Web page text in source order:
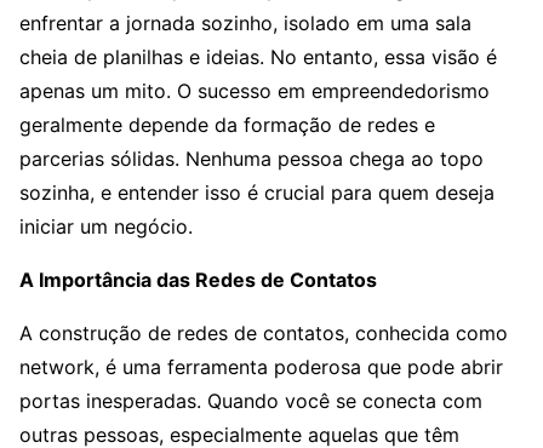
enfrentar a jornada sozinho, isolado em uma sala
cheia de planilhas e ideias. No entanto, essa visão é
apenas um mito. O sucesso em empreendedorismo
geralmente depende da formação de redes e
parcerias sólidas. Nenhuma pessoa chega ao topo
sozinha, e entender isso é crucial para quem deseja
iniciar um negócio.
A Importância das Redes de Contatos
A construção de redes de contatos, conhecida como
network, é uma ferramenta poderosa que pode abrir
portas inesperadas. Quando você se conecta com
outras pessoas, especialmente aquelas que têm